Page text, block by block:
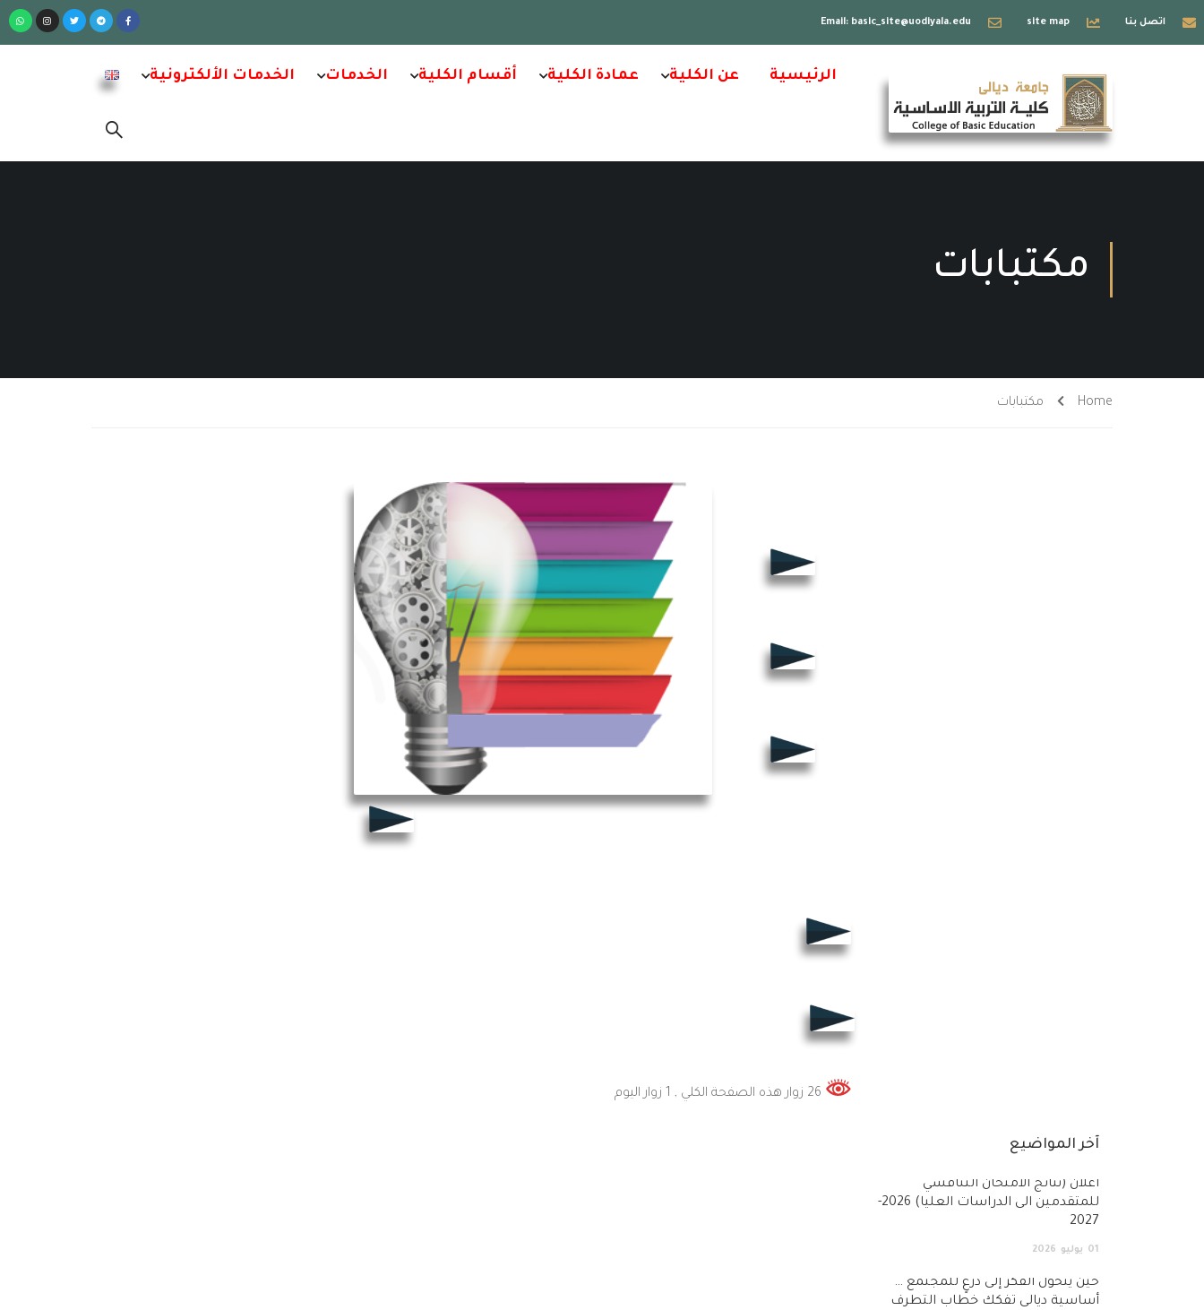
اتصل بنا site map
Email: basic_site@uodiyala.edu
الرئيسية عن الكلية عمادة الكلية أقسام الكلية الخدمات الخدمات الألكترونية
مكتبابات
Home مكتبابات
, 1 زوار اليوم
آخر المواضيع
أعلان (نتائج الامتحان التنافسي
للمتقدمين الى الدراسات العليا) 2026-
2027
01 يوليو 2026
حين يتحول الفكر إلى درعٍ للمجتمع …
أساسية ديالى تفكك خطاب التطرف